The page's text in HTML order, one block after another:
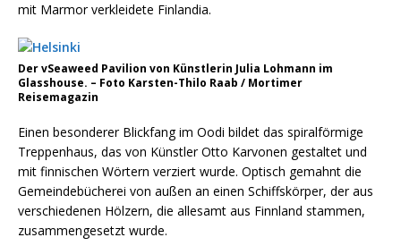
mit Marmor verkleidete Finlandia.
Der vSeaweed Pavilion von Künstlerin Julia Lohmann im
Glasshouse. – Foto Karsten-Thilo Raab / Mortimer
Reisemagazin
Einen besonderer Blickfang im Oodi bildet das spiralförmige
Treppenhaus, das von Künstler Otto Karvonen gestaltet und
mit finnischen Wörtern verziert wurde. Optisch gemahnt die
Gemeindebücherei von außen an einen Schiffskörper, der aus
verschiedenen Hölzern, die allesamt aus Finnland stammen,
zusammengesetzt wurde.